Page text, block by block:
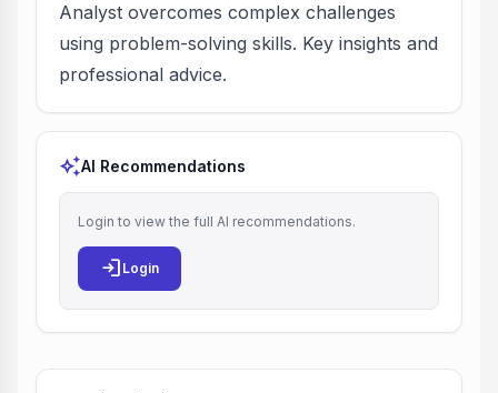
Analyst overcomes complex challenges
using problem-solving skills. Key insights and
professional advice.
auto_awesomeAI Recommendations
Login to view the full AI recommendations.
login Login